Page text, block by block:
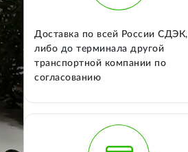
Доставка по всей России СДЭК,
либо до терминала другой
транспортной компании по
согласованию